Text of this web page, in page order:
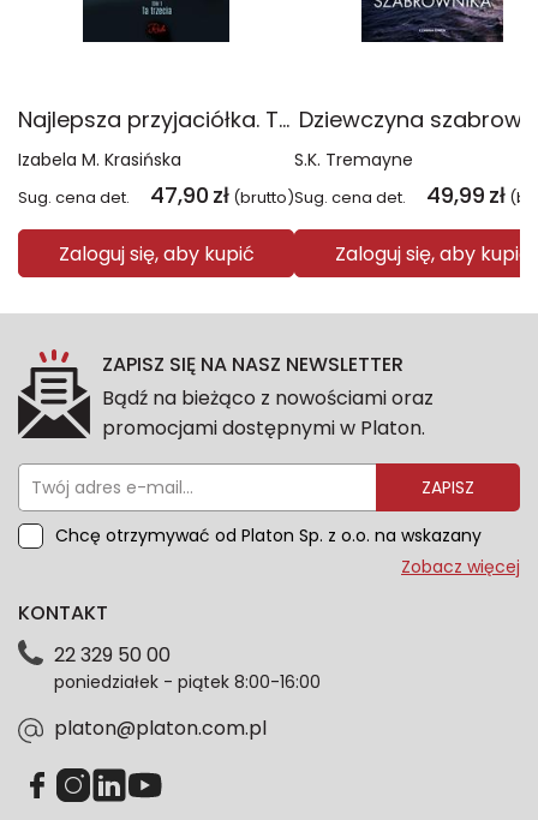
Najlepsza przyjaciółka. Ta trzecia. Tom 1
Izabela M. Krasińska
Sug. cena det. 47,90 zł (brutto)
Zaloguj się, aby kupić
Dziewczyna
S.K. Tremayne
Sug. cena det. 49,99 zł
Zaloguj się, aby kupić
ZAPISZ SIĘ NA NASZ NEWSLETTER
Bądź na bieżąco z nowościami oraz
promocjami dostępnymi w Platon.
ZAPISZ
Chcę otrzymywać od Platon Sp. z o.o. na wskazany
przeze mnie adres e-mail informacje marketingowe
dotyczące danych osobowych znajdziesz w naszej
każdym czasie. Wycofanie zgody nie wpłynie na
zgodność z prawem przetwarzania dokonanego przed
Zobacz więcej
KONTAKT
22 329 50 00
poniedziałek - piątek 8:00-16:00
platon@platon.com.pl